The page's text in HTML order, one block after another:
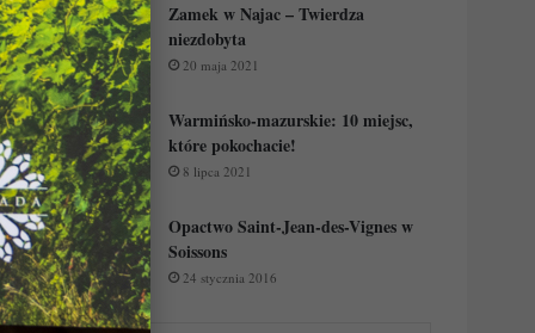
Zamek w Najac – Twierdza
niezdobyta
20 maja 2021
Warmińsko-mazurskie: 10 miejsc,
które pokochacie!
8 lipca 2021
Opactwo Saint-Jean-des-Vignes w
Soissons
24 stycznia 2016